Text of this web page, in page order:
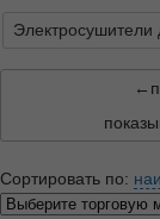
Электросушители
Сортировать по: